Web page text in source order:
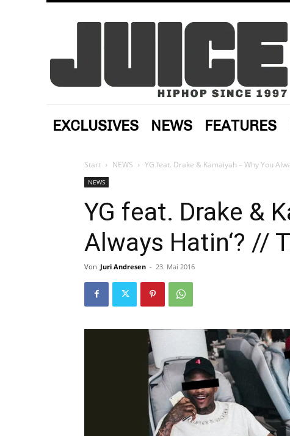
EXCLUSIVES NEWS FEATURES
Start NEWS YG feat. Drake & Kamaiyah – Why You
NEWS
YG feat. Drake &
Always Hatin‘? //
Von Juri Andresen - 23. Mai 2016